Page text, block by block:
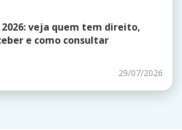
2026: veja quem tem direito,
e como consultar
29/07/2026